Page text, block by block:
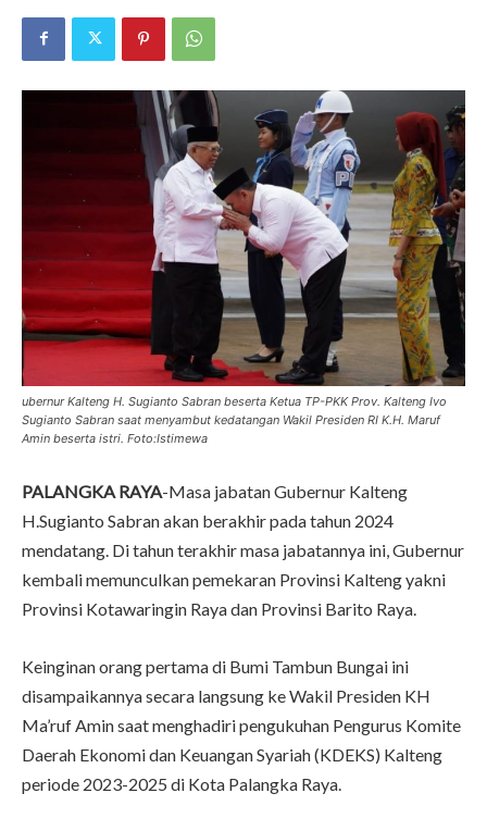
ubernur Kalteng H. Sugianto Sabran beserta Ketua TP-PKK Prov. Kalteng Ivo
Sugianto Sabran saat menyambut kedatangan Wakil Presiden RI K.H. Maruf
Amin beserta istri. Foto:Istimewa
PALANGKA RAYA-Masa jabatan Gubernur Kalteng
H.Sugianto Sabran akan berakhir pada tahun 2024
mendatang. Di tahun terakhir masa jabatannya ini, Gubernur
kembali memunculkan pemekaran Provinsi Kalteng yakni
Provinsi Kotawaringin Raya dan Provinsi Barito Raya.
Keinginan orang pertama di Bumi Tambun Bungai ini
disampaikannya secara langsung ke Wakil Presiden KH
Ma’ruf Amin saat menghadiri pengukuhan Pengurus Komite
Daerah Ekonomi dan Keuangan Syariah (KDEKS) Kalteng
periode 2023-2025 di Kota Palangka Raya.